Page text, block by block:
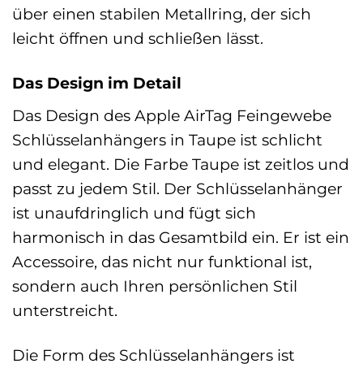
über einen stabilen Metallring, der sich
leicht öffnen und schließen lässt.
Das Design im Detail
Das Design des Apple AirTag Feingewebe
Schlüsselanhängers in Taupe ist schlicht
und elegant. Die Farbe Taupe ist zeitlos und
passt zu jedem Stil. Der Schlüsselanhänger
ist unaufdringlich und fügt sich
harmonisch in das Gesamtbild ein. Er ist ein
Accessoire, das nicht nur funktional ist,
sondern auch Ihren persönlichen Stil
unterstreicht.
Die Form des Schlüsselanhängers ist